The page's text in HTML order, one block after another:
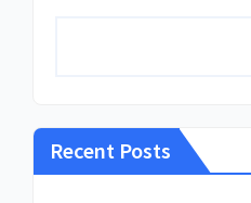
Recent Posts